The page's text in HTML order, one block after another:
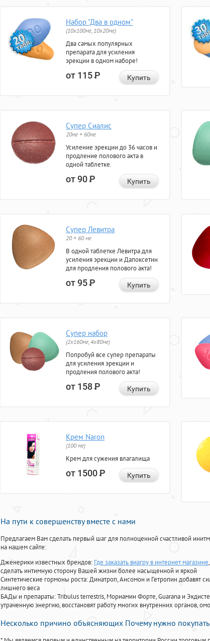
Набор "Два в одном"
(10x100мг, 10x20мг)
Два самых популярных
препарата для усиления
эрекции в одном наборе!
от 115Р Купить
Супер Сиалис
20мг + 60мг
Усиление эрекции до 36 часов и
продление полового акта в
одной таблетке.
от 90Р Купить
Супер Левитра
20 + 60 мг
В одной таблетке Левитра для
усиления эрекции и Дапоксетин
для продления полового акта!
от 95Р Купить
Супер набор
(2х160мг, 4х80мг)
Попробуй все супер препараты
для усиления эрекции и
продления полового акта!
от 158Р Купить
Крем Naron
(100 мг)
Крем для сужения влагалища
от 1500Р Купить
На пути к совершенству вместе с нами
Предлагаем Вам сделать первый шаг для полноценной счастливой
на нашем сайте:
Дженерики известных брендов: Где заказать виагру в интернет магазине
сделать интимную сторону Вашей жизни более насыщенной и яркой
Синтетические гормоны роста: Динатроп, Ансомон и Гетропин добавят
лишнего веса
БАДы и препараты:Tribulus terrestris, Мориамин Форте, Guarana и
утраченную энергию, восстановят работу многих внутренних органов,
Несколько причино объясняющих Почему нужно